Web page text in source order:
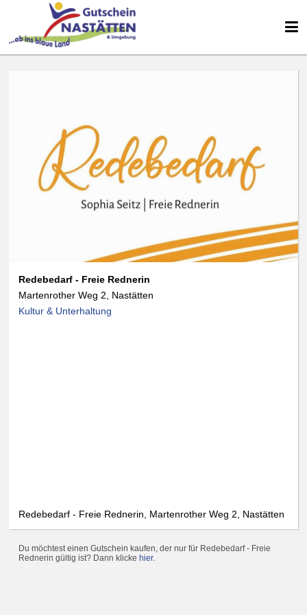
Redebedarf - Freie Rednerin
Martenrother Weg 2, Nastätten
Kultur & Unterhaltung
Redebedarf - Freie Rednerin, Martenrother Weg 2, Nastätten
Du möchtest einen Gutschein kaufen, der nur für Redebedarf - Freie
Rednerin gültig ist? Dann klicke hier.